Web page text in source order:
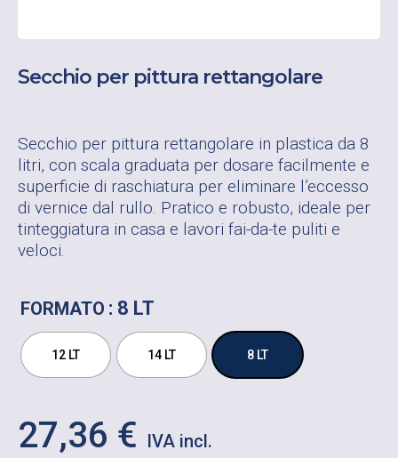
Secchio per pittura rettangolare
Secchio per pittura rettangolare in plastica da 8
litri, con scala graduata per dosare facilmente e
superficie di raschiatura per eliminare l’eccesso
di vernice dal rullo. Pratico e robusto, ideale per
tinteggiatura in casa e lavori fai-da-te puliti e
veloci.
FORMATO : 8 LT
12 LT 14 LT 8 LT
27,36 €